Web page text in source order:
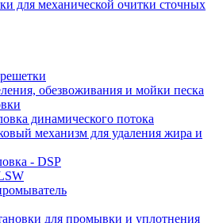
для механической очитки сточных
обезвоживания и мойки песка
динамического потока
механизм для удаления жира и
- DSP
для промывки и уплотнения